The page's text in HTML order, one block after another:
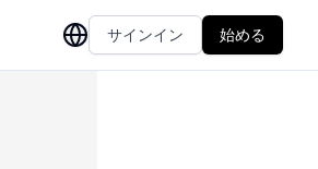
サインイン 始める